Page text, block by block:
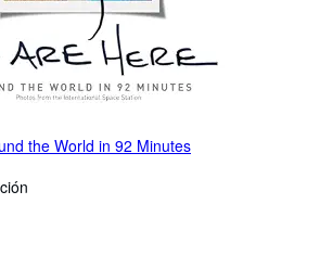
the World in 92 Minutes